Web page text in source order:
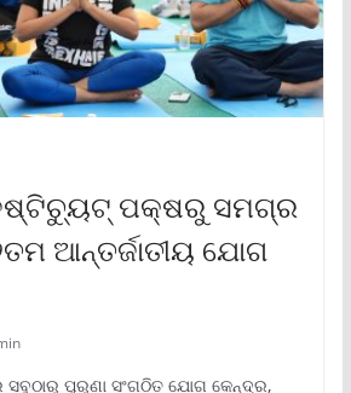
ପକ୍ଷରୁ ସମଗ୍ର
ଆନ୍ତର୍ଜାତୀୟ ଯୋଗ
ପୁରୁଣା ସଂଗଠିତ ଯୋଗ କେନ୍ଦ୍ର,